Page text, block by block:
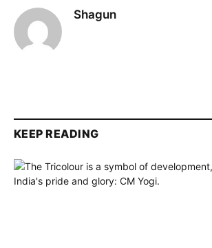
Shagun
KEEP READING